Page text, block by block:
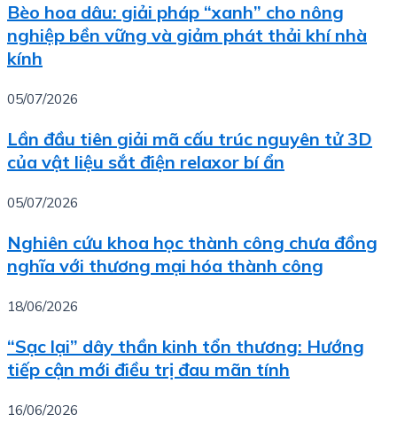
Bèo hoa dâu: giải pháp “xanh” cho nông
nghiệp bền vững và giảm phát thải khí nhà
kính
05/07/2026
Lần đầu tiên giải mã cấu trúc nguyên tử 3D
của vật liệu sắt điện relaxor bí ẩn
05/07/2026
Nghiên cứu khoa học thành công chưa đồng
nghĩa với thương mại hóa thành công
18/06/2026
“Sạc lại” dây thần kinh tổn thương: Hướng
tiếp cận mới điều trị đau mãn tính
16/06/2026